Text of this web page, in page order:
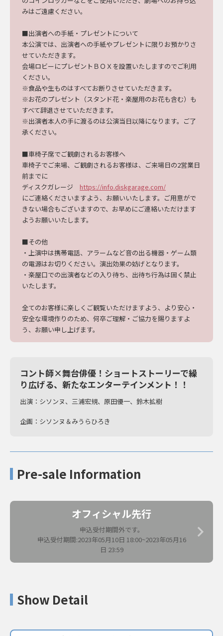
みはご遠慮ください。
■出演者への手紙・プレゼントについて
本公演では、 出演者への手紙やプレゼント に限り お預かりさ
せていただきます。
会場ロビーにプレゼントＢＯＸ を設置いたしますのでご利用
ください。
※食品や生ものはすべてお断りさせていただきます。
※お花のプレゼント（スタンド花・楽屋用のお花も含む）も
すべて辞退させていただきます。
※出演者本人の手に渡るのは公演当日以降になります。ご了
承ください。
■車椅子席でご観劇されるお客様へ
車椅子でご来場、ご観劇されるお客様は、ご来場日の2営業日
前までに
ディスクガレージ https://info.diskgarage.com/
にご連絡くださいますよう、お願いいたします。ご用意がで
きない場合もございますので、お早めにご連絡いただけます
ようお願いいたします。
■その他
・上演中は携帯電話、アラームなど音の出る機器・ゲーム類
の電源はお切りください。演出効果の妨げとなります。
・楽屋口での出演者などの入り待ち、出待ち行為は固く禁止
いたします。
全てのお客様に楽しくご観覧いただけますよう、より安心・
安全な環境作りのため、何卒ご理解・ご協力を賜りますよ
う、お願い申し上げます。
コント師×舞台俳優！ショートストーリーで繰
り広げる、新たなエンターテインメント！！
出演：シソンヌ、三浦宏規、原田優一、鈴木拡樹
企画：シソンヌ＆みうらひろき
Pre-sale Information
オフィシャル先行
申込受付期間外です。
申込受付期間:2023年05月10日 18:00~2023年05月16
日 23:59
Show Detail